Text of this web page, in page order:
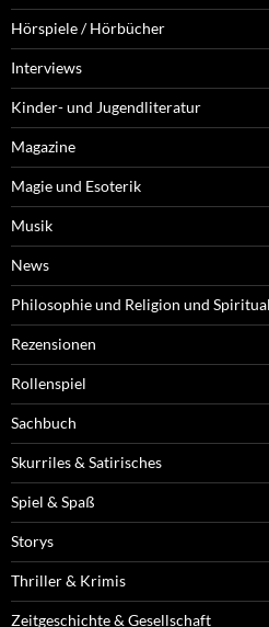
Hörspiele / Hörbücher
Interviews
Kinder- und Jugendliteratur
Magazine
Magie und Esoterik
Musik
News
Philosophie und Religion und
Rezensionen
Rollenspiel
Sachbuch
Skurriles & Satirisches
Spiel & Spaß
Storys
Thriller & Krimis
Zeitgeschichte & Gesellschaft